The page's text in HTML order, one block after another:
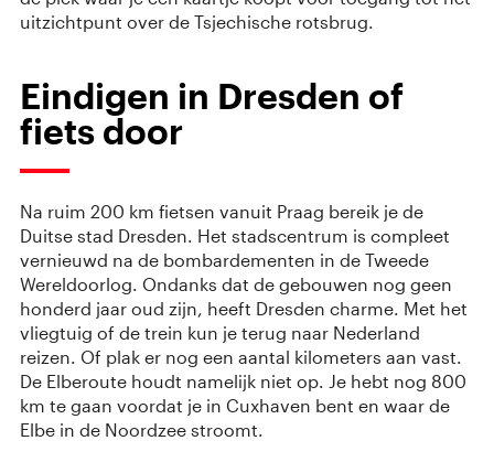
uitzichtpunt over de Tsjechische rotsbrug.
Eindigen in Dresden of
fiets door
Na ruim 200 km fietsen vanuit Praag bereik je de
Duitse stad Dresden. Het stadscentrum is compleet
vernieuwd na de bombardementen in de Tweede
Wereldoorlog. Ondanks dat de gebouwen nog geen
honderd jaar oud zijn, heeft Dresden charme. Met het
vliegtuig of de trein kun je terug naar Nederland
reizen. Of plak er nog een aantal kilometers aan vast.
De Elberoute houdt namelijk niet op. Je hebt nog 800
km te gaan voordat je in Cuxhaven bent en waar de
Elbe in de Noordzee stroomt.